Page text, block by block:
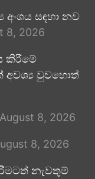
සඳහා නව
8, 2026
කිරීමේ
අවශ්‍ය වුවහොත්
August 8, 2026
8, 2026
නැවතුම්